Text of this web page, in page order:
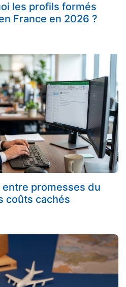
les profils formés
France en 2026 ?
entre promesses du
coûts cachés